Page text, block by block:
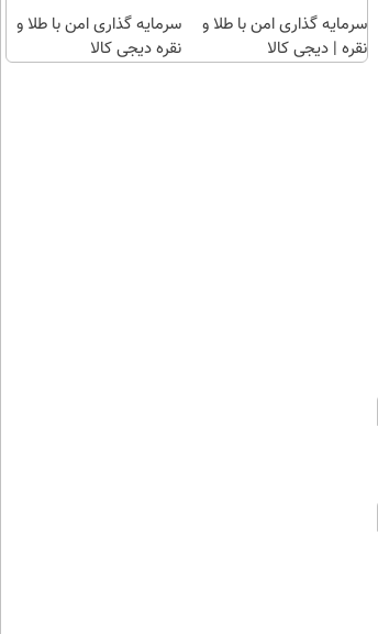
چند
کلیک)
سرمایه گذاری امن با طلا و
نقره | دیجی کالا
سرمایه گذاری امن با طلا و
نقره دیجی کالا